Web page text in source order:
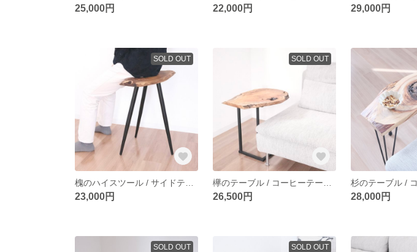
25,000円 22,000円 29,000円
SOLD OUT
23,000円
SOLD OUT
26,500円 28,000円
SOLD OUT SOLD OUT